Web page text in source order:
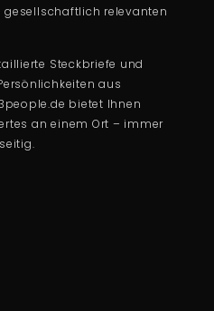
relevanten
Steckbriefe und
aus
bietet Ihnen
an einem Ort – immer